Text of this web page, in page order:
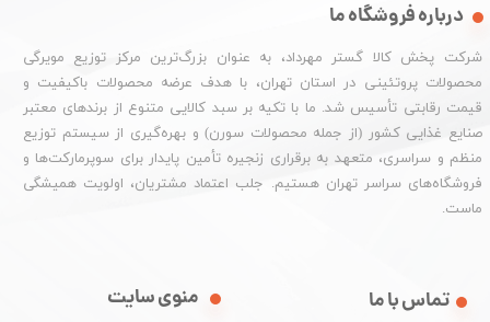
درباره فروشگاه ما
شرکت پخش کالا گستر مهرداد، به عنوان بزرگ‌ترین مرکز توزیع مویرگی
محصولات پروتئینی در استان تهران، با هدف عرضه محصولات باکیفیت و
قیمت رقابتی تأسیس شد. ما با تکیه بر سبد کالایی متنوع از برندهای معتبر
صنایع غذایی کشور (از جمله محصولات سورن) و بهره‌گیری از سیستم توزیع
منظم و سراسری، متعهد به برقراری زنجیره تأمین پایدار برای سوپرمارکت‌ها و
فروشگاه‌های سراسر تهران هستیم. جلب اعتماد مشتریان، اولویت همیشگی
ماست.
منوی سایت تماس با ما